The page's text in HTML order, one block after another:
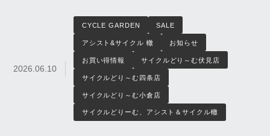
2026.06.10
CYCLE GARDEN SALE
アシスト&サイクル 轍 お知らせ
お買い得情報 サイクルどり～む伏見店
サイクルどり～む四条店
サイクルどり～む小倉店
サイクルどりーむ、アシスト＆サイクル轍